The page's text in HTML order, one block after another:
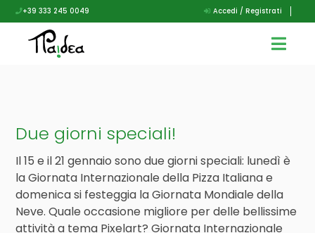
+39 333 245 0049 Accedi / Registrati
Due giorni speciali!
Il 15 e il 21 gennaio sono due giorni speciali: lunedì è
la Giornata Internazionale della Pizza Italiana e
domenica si festeggia la Giornata Mondiale della
Neve. Quale occasione migliore per delle bellissime
attività a tema Pixelart? Giornata Internazionale